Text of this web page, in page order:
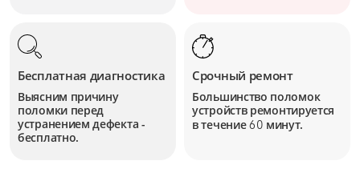
Бесплатная диагностика
Выясним причину
поломки перед
устранением дефекта -
бесплатно.
Срочный ремонт
Большинство поломок
устройств ремонтируется
в течение60 минут.